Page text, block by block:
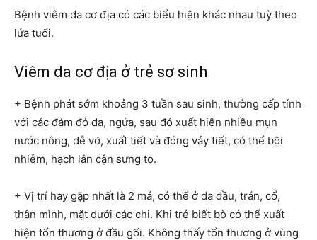
Bệnh viêm da cơ địa có các biểu hiện khác nhau tuỳ theo
lứa tuổi.
Viêm da cơ địa ở trẻ sơ sinh
+ Bệnh phát sớm khoảng 3 tuần sau sinh, thường cấp tính
với các đám đỏ da, ngứa, sau đó xuất hiện nhiều mụn
nước nông, dễ vỡ, xuất tiết và đóng vảy tiết, có thể bội
nhiễm, hạch lân cận sưng to.
+ Vị trí hay gặp nhất là 2 má, có thể ở da đầu, trán, cổ,
thân mình, mặt dưới các chi. Khi trẻ biết bò có thể xuất
hiện tổn thương ở đầu gối. Không thấy tổn thương ở vùng